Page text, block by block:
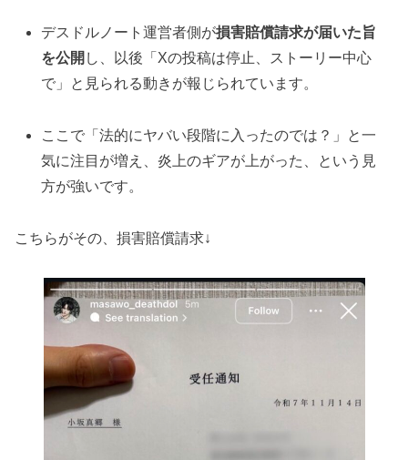
デスドルノート運営者側が損害賠償請求が届いた旨
を公開 し、以後「Xの投稿は停止、ストーリー中心
で」と見られる動きが報じられています。
ここで「法的にヤバい段階に入ったのでは？」と一
気に注目が増え、炎上のギアが上がった、という見
方が強いです。
こちらがその、損害賠償請求↓